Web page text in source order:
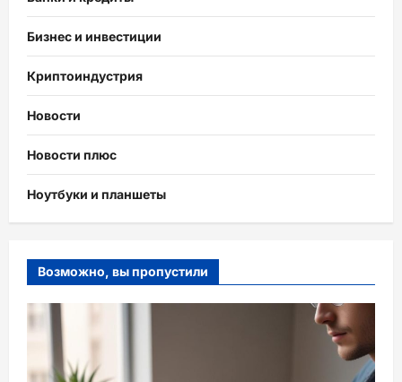
Бизнес и инвестиции
Криптоиндустрия
Новости
Новости плюс
Ноутбуки и планшеты
Возможно, вы пропустили